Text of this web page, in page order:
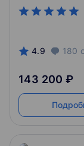
4.9 180
143 200 ₽